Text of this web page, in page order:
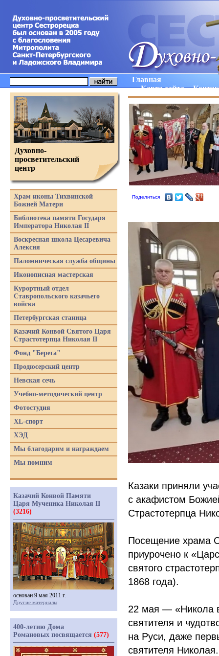
Главная
Карта сайта
Поделиться
Казаки приняли
с акафистом
Страстотерпца
Посещение храма
приурочено к
святого
1868 года).
22 мая — «Никола
святителя и
на Руси, даже
святителя
Духовно-
просветительский
центр
Храм иконы Тихвинской
Божией Матери
Библиотека памяти Государя
Императора Николая II
Воскресная школа Цесаревича
Алексия
Паломническая служба общины
Иконописная мастерская
Курортный отдел
Ставропольского казачьего
войска
Петербургская станица
Казачий Конвой Святого Царя
Страстотерпца Николая II
Фонд "Берега"
Продюсерский центр
Невская сечь
Учебно-методический центр
Фотостудия
XL-спорт
ХЭД
Мы благодарим и награждаем
Мы помним
Казачий Конвой Памяти
Царя Мученика Николая II
(3216)
основан 9 мая 2011 г.
Другие материалы
400-летию Дома
Романовых посвящается (577)